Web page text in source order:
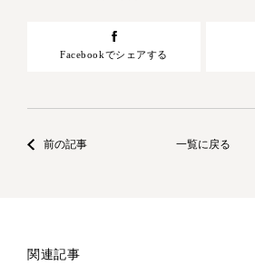
Facebookでシェアする
前の記事 一覧に戻る
関連記事